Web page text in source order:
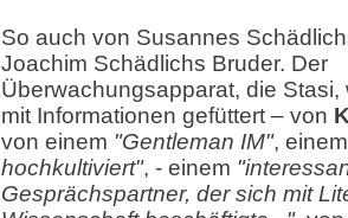
So auch von Susannes
Joachim Schädlichs Bruder. Der
Überwachungsapparat, die
mit Informationen gefüttert – von
von einem "Gentleman IM",
hochkultiviert", - einem
Gesprächspartner, der sich mit